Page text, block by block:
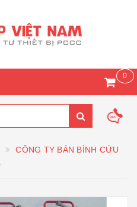
0
CÔNG TY BÁN BÌNH CỨU